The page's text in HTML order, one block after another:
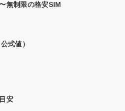
無制限の格安SIM
式値）
安